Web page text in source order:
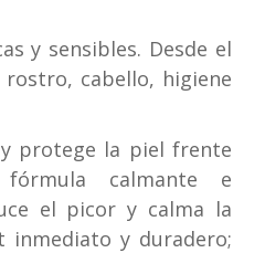
y sensibles. Desde el
cabello, higiene
protege la piel frente
calmante e
el picor y calma la
y duradero;